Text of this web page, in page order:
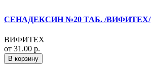
СЕНАДЕКСИН №20 ТАБ. /ВИФИТЕХ/
ВИФИТЕХ
от 31.00 р.
В корзину